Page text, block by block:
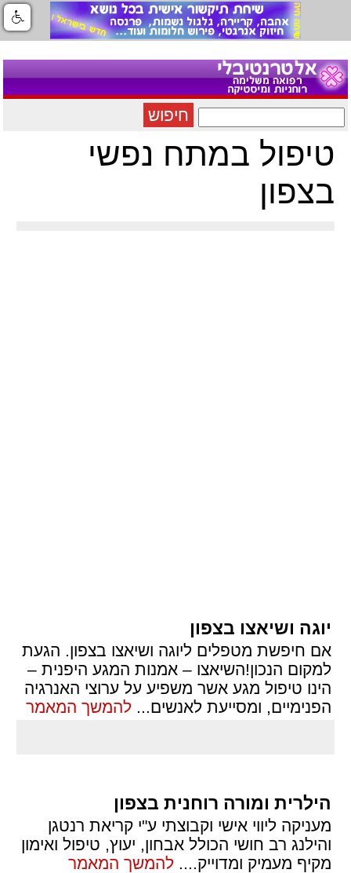
חיפוש
טיפול במתח נפשי
בצפון
יוגה ושיאצו בצפון
אם חיפשת מטפלים ליוגה ושיאצו בצפון. הגעת
למקום הנכון!השיאצו – אמנות המגע היפנית –
הינו טיפול מגע אשר משפיע על ערוצי האנרגיה
הפנימיים, ומסייעת לאנשים... להמשך המאמר
הילרית ומורה רוחנית בצפון
מעניקה ליווי אישי וקבוצתי ע"י קריאת רנטגן
והילנג רב חושי הכולל אבחון, יעוץ, טיפול ואימון
מקיף מעמיק ומדוייק.... להמשך המאמר